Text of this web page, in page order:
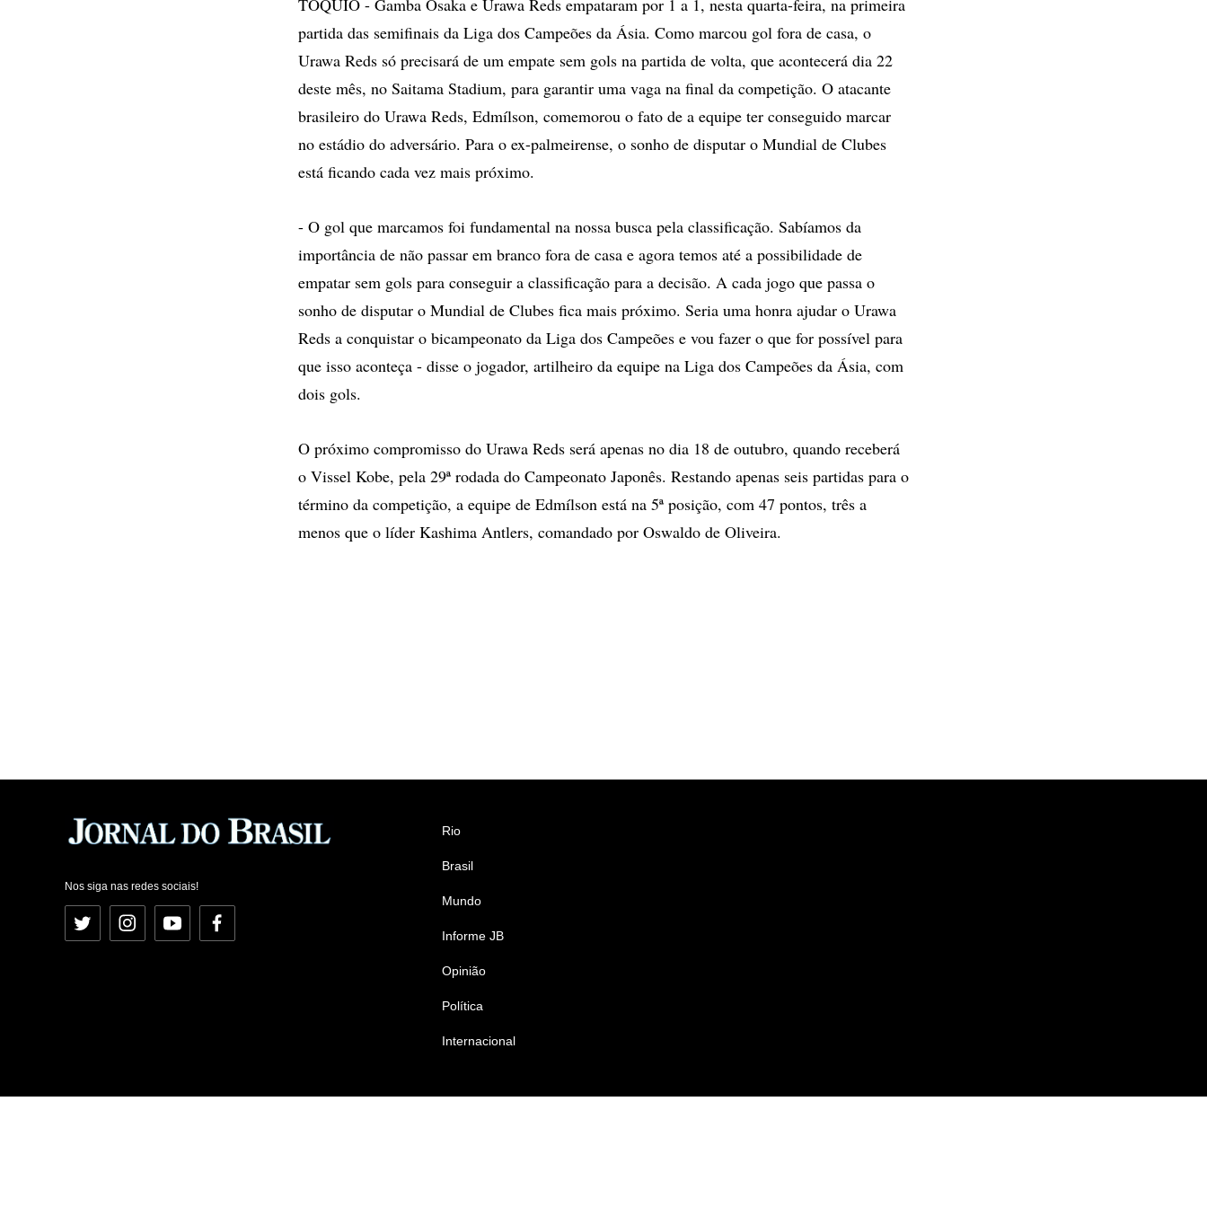
TÓQUIO - Gamba Osaka e Urawa Reds empataram por 1 a 1, nesta quarta-feira, na primeira
partida das semifinais da Liga dos Campeões da Ásia. Como marcou gol fora de casa, o
Urawa Reds só precisará de um empate sem gols na partida de volta, que acontecerá dia 22
deste mês, no Saitama Stadium, para garantir uma vaga na final da competição. O atacante
brasileiro do Urawa Reds, Edmílson, comemorou o fato de a equipe ter conseguido marcar
no estádio do adversário. Para o ex-palmeirense, o sonho de disputar o Mundial de Clubes
está ficando cada vez mais próximo.
- O gol que marcamos foi fundamental na nossa busca pela classificação. Sabíamos da
importância de não passar em branco fora de casa e agora temos até a possibilidade de
empatar sem gols para conseguir a classificação para a decisão. A cada jogo que passa o
sonho de disputar o Mundial de Clubes fica mais próximo. Seria uma honra ajudar o Urawa
Reds a conquistar o bicampeonato da Liga dos Campeões e vou fazer o que for possível para
que isso aconteça - disse o jogador, artilheiro da equipe na Liga dos Campeões da Ásia, com
dois gols.
O próximo compromisso do Urawa Reds será apenas no dia 18 de outubro, quando receberá
o Vissel Kobe, pela 29ª rodada do Campeonato Japonês. Restando apenas seis partidas para o
término da competição, a equipe de Edmílson está na 5ª posição, com 47 pontos, três a
menos que o líder Kashima Antlers, comandado por Oswaldo de Oliveira.
Nos siga nas redes sociais!
Twitter InstagramYouTubeFacebook
Rio
Brasil
Mundo
Informe JB
Opinião
Política
Internacional